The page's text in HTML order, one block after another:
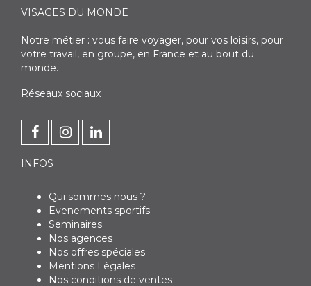
VISAGES DU MONDE
Notre métier : vous faire voyager, pour vos loisirs, pour
votre travail, en groupe, en France et au bout du
monde.
Réseaux sociaux
INFOS
Qui sommes nous ?
Evenements sportifs
Seminaires
Nos agences
Nos offres spéciales
Mentions Légales
Nos conditions de ventes